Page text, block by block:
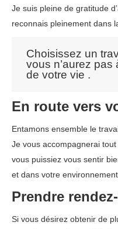
Je suis pleine de gratitude
reconnais pleinement dans
Choisissez un
vous n’aurez pas
de votre vie .
En route vers
Entamons ensemble le
Je vous accompagnerai
vous puissiez vous sentir
et dans votre
Prendre
Si vous désirez obtenir de